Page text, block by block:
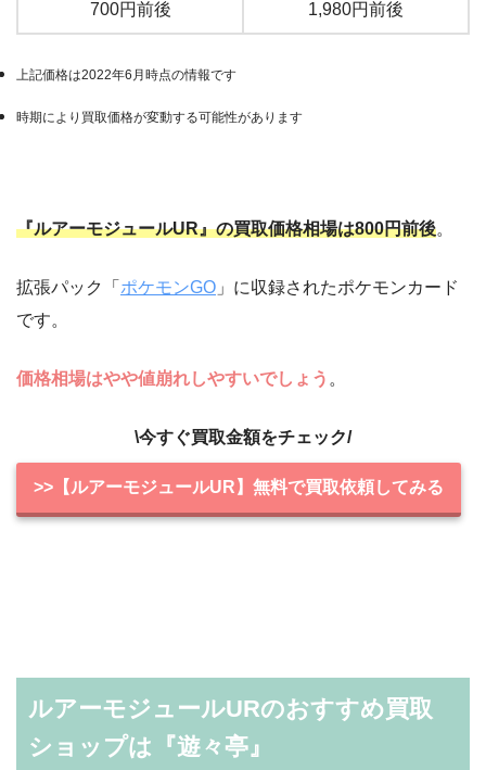
700円前後 1,980円前後
上記価格は2022年6月時点の情報です
時期により買取価格が変動する可能性があります
『ルアーモジュールUR』の買取価格相場は800円前後。
拡張パック「 ポケモンGO 」に収録されたポケモンカード
です。
価格相場はやや値崩れしやすいでしょう 。
\今すぐ買取金額をチェック/
>>【ルアーモジュールUR】無料で買取依頼してみる
ルアーモジュールURのおすすめ買取
ショップは『遊々亭』